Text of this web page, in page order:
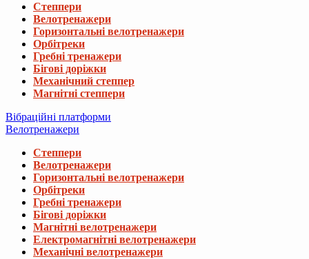
Степпери
Велотренажери
Горизонтальні велотренажери
Орбітреки
Гребні тренажери
Бігові доріжки
Механічний степпер
Магнітні степпери
Вібраційні платформи
Велотренажери
Степпери
Велотренажери
Горизонтальні велотренажери
Орбітреки
Гребні тренажери
Бігові доріжки
Магнітні велотренажери
Електромагнітні велотренажери
Механічні велотренажери